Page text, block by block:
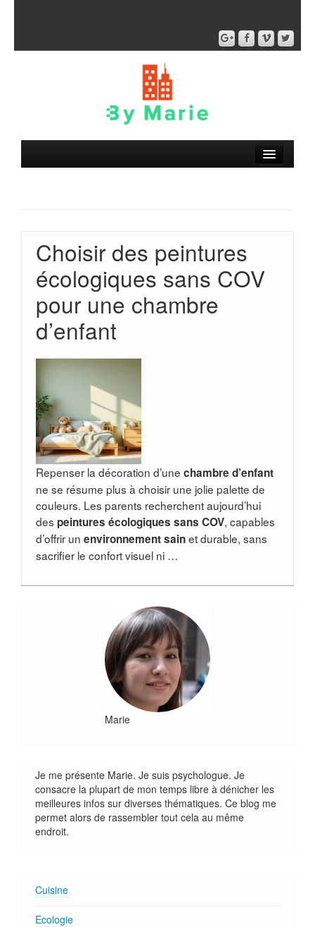
Choisir des peintures
écologiques sans COV
pour une chambre
d’enfant
Repenser la décoration d’une chambre d’enfant
ne se résume plus à choisir une jolie palette de
couleurs. Les parents recherchent aujourd’hui
des peintures écologiques sans COV, capables
d’offrir un environnement sainet durable, sans
sacrifier le confort visuel ni …
Marie
Je me présente Marie. Je suis psychologue. Je
consacre la plupart de mon temps libre à dénicher les
meilleures infos sur diverses thématiques. Ce blog me
permet alors de rassembler tout cela au même
endroit.
Cuisine
Ecologie